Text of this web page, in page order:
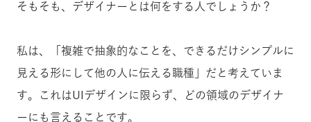
そもそも、デザイナーとは何をする人でしょうか？
私は、「複雑で抽象的なことを、できるだけシンプルに
見える形にして他の人に伝える職種」だと考えていま
す。これはUIデザインに限らず、どの領域のデザイナ
ーにも言えることです。